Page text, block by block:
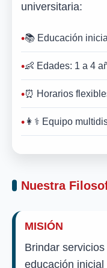
universitaria:
📚 Educación
👶 Edades: 1 a 4
⏰ Horarios
👩⚕️ Equipo
Nuestra
MISIÓN
Brindar
educación